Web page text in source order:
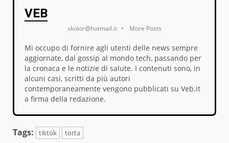
VEB
skolor@hotmail.it • More Posts
Mi occupo di fornire agli utenti delle news sempre
aggiornate, dal gossip al mondo tech, passando per
la cronaca e le notizie di salute. I contenuti sono, in
alcuni casi, scritti da più autori
contemporaneamente vengono pubblicati su Veb.it
a firma della redazione.
Tags: tiktok torta